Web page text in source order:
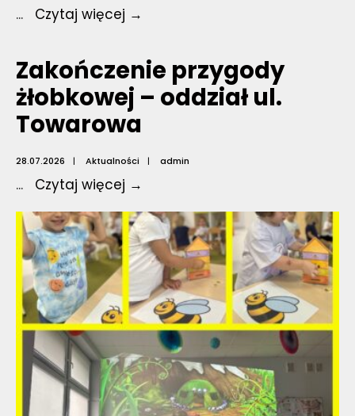
... Czytaj więcej →
żłobkowej
–
oddział
maja
Zakończenie przygody
żłobkowej – oddział ul.
Towarowa
28.07.2026 | Aktualności | admin
... Czytaj więcej →
żłobkowej
–
oddział
ul.
Towarowa